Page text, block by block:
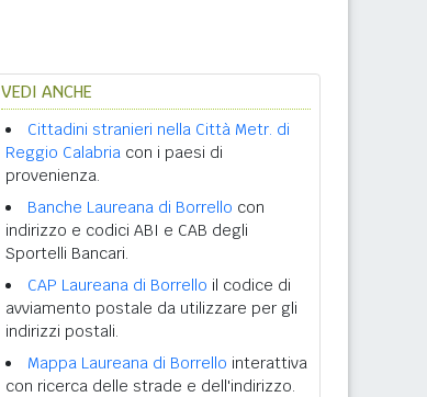
VEDI ANCHE
Cittadini stranieri nella Città Metr. di
Reggio Calabria con i paesi di
provenienza.
Banche Laureana di Borrello con
indirizzo e codici ABI e CAB degli
Sportelli Bancari.
CAP Laureana di Borrello il codice di
avviamento postale da utilizzare per gli
indirizzi postali.
Mappa Laureana di Borrello interattiva
con ricerca delle strade e dell'indirizzo.